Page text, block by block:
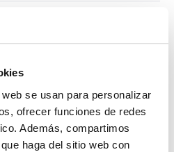
se usan para personalizar
ofrecer funciones de redes
Además, compartimos
haga del sitio web con
a 70,0°C
(4,75mm Ø, 1,9cm largo)
que monitorea 2 áreas
o congelador.